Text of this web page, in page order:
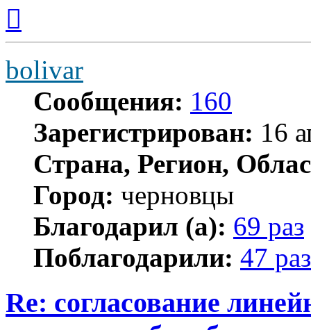
началу
bolivar
Сообщения: 160
Зарегистрирован: 16
Страна, Регион,
Город: черновцы
Благодарил (а): 69 раз
Поблагодарили: 47 раз
Re: согласование